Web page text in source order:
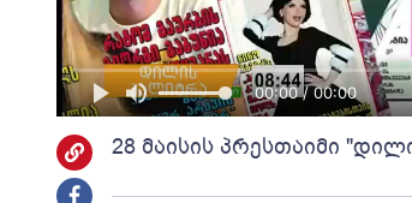
00:00 / 00:00
28 მაისის პრესთაიმი